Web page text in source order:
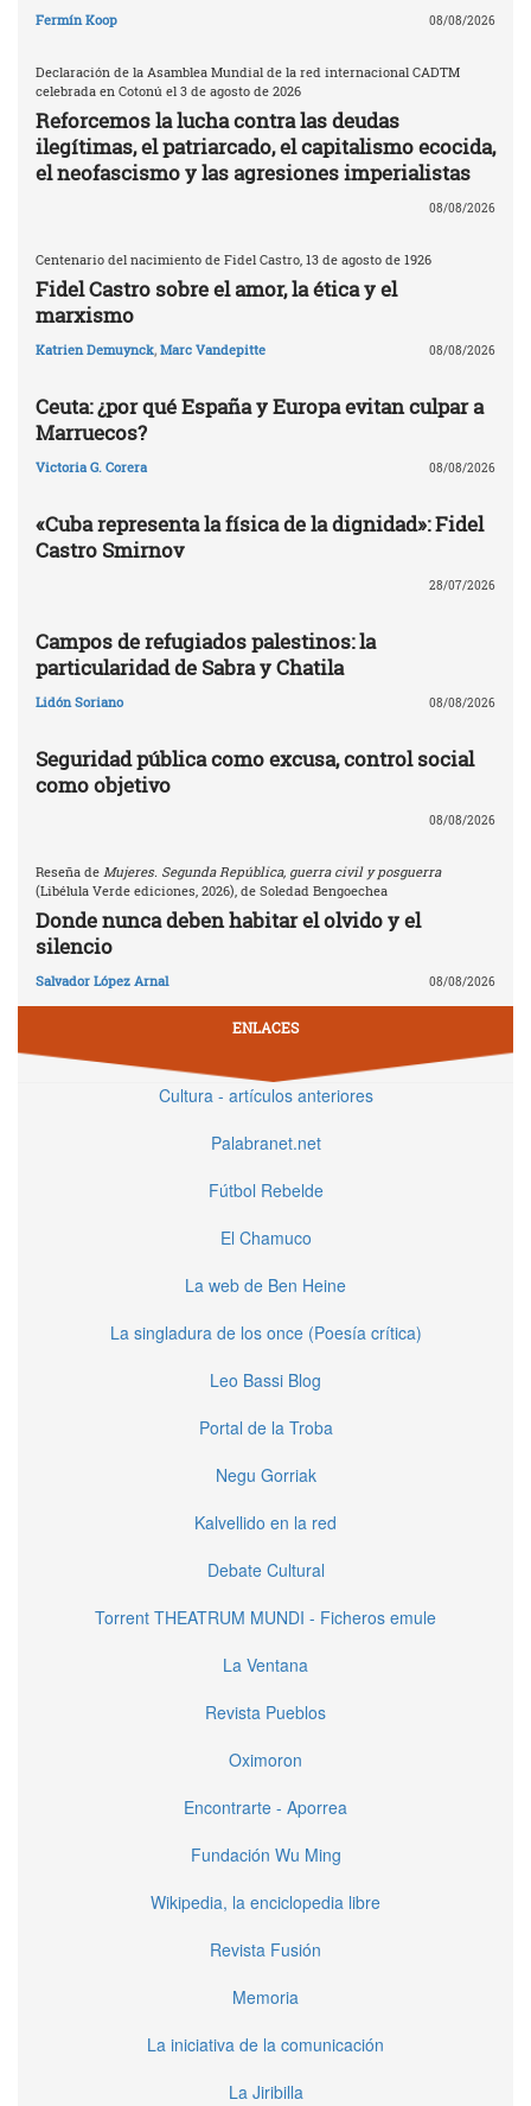
Fermín Koop 08/08/2026
Declaración de la Asamblea Mundial de la red internacional CADTM
celebrada en Cotonú el 3 de agosto de 2026
Reforcemos la lucha contra las deudas
ilegítimas, el patriarcado, el capitalismo ecocida,
el neofascismo y las agresiones imperialistas
08/08/2026
Centenario del nacimiento de Fidel Castro, 13 de agosto de 1926
Fidel Castro sobre el amor, la ética y el
marxismo
Katrien Demuynck, Marc Vandepitte 08/08/2026
Ceuta: ¿por qué España y Europa evitan culpar a
Marruecos?
Victoria G. Corera 08/08/2026
«Cuba representa la física de la dignidad»: Fidel
Castro Smirnov
28/07/2026
Campos de refugiados palestinos: la
particularidad de Sabra y Chatila
Lidón Soriano 08/08/2026
Seguridad pública como excusa, control social
como objetivo
08/08/2026
Reseña de Mujeres. Segunda República, guerra civil y posguerra
(Libélula Verde ediciones, 2026), de Soledad Bengoechea
Donde nunca deben habitar el olvido y el
silencio
Salvador López Arnal 08/08/2026
ENLACES
Cultura - artículos anteriores
Palabranet.net
Fútbol Rebelde
El Chamuco
La web de Ben Heine
La singladura de los once (Poesía crítica)
Leo Bassi Blog
Portal de la Troba
Negu Gorriak
Kalvellido en la red
Debate Cultural
Torrent THEATRUM MUNDI - Ficheros emule
La Ventana
Revista Pueblos
Oximoron
Encontrarte - Aporrea
Fundación Wu Ming
Wikipedia, la enciclopedia libre
Revista Fusión
Memoria
La iniciativa de la comunicación
La Jiribilla